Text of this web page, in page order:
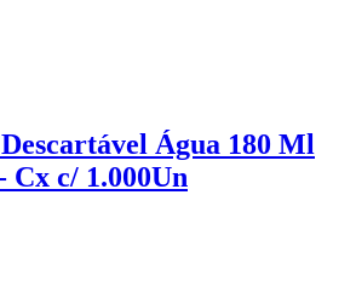
Água 180 Ml
Cx c/ 1.000Un